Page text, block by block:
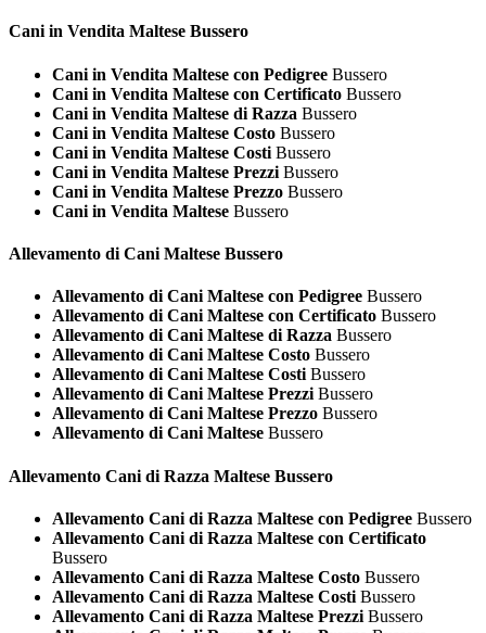
Cani in Vendita Maltese Bussero
Cani in Vendita Maltese con Pedigree Bussero
Cani in Vendita Maltese con Certificato Bussero
Cani in Vendita Maltese di Razza Bussero
Cani in Vendita Maltese Costo Bussero
Cani in Vendita Maltese Costi Bussero
Cani in Vendita Maltese Prezzi Bussero
Cani in Vendita Maltese Prezzo Bussero
Cani in Vendita Maltese Bussero
Allevamento di Cani Maltese Bussero
Allevamento di Cani Maltese con Pedigree Bussero
Allevamento di Cani Maltese con Certificato Bussero
Allevamento di Cani Maltese di Razza Bussero
Allevamento di Cani Maltese Costo Bussero
Allevamento di Cani Maltese Costi Bussero
Allevamento di Cani Maltese Prezzi Bussero
Allevamento di Cani Maltese Prezzo Bussero
Allevamento di Cani Maltese Bussero
Allevamento Cani di Razza Maltese Bussero
Allevamento Cani di Razza Maltese con Pedigree Bussero
Allevamento Cani di Razza Maltese con Certificato
Bussero
Allevamento Cani di Razza Maltese Costo Bussero
Allevamento Cani di Razza Maltese Costi Bussero
Allevamento Cani di Razza Maltese Prezzi Bussero